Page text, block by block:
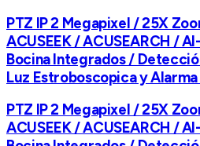
PTZ IP 2 Megapixel / 25X
ACUSEEK / ACUSEARCH /
Bocina Integrados /
Luz Estroboscopica y
PTZ IP 2 Megapixel / 25X
ACUSEEK / ACUSEARCH /